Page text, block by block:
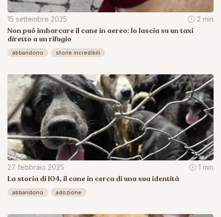
15 settembre 2025 2 min
Non può imbarcare il cane in aereo: lo lascia su un taxi
diretto a un rifugio
abbandono storie incredibili
27 febbraio 2025 1 min
La storia di 104, il cane in cerca di una sua identità
abbandono adozione